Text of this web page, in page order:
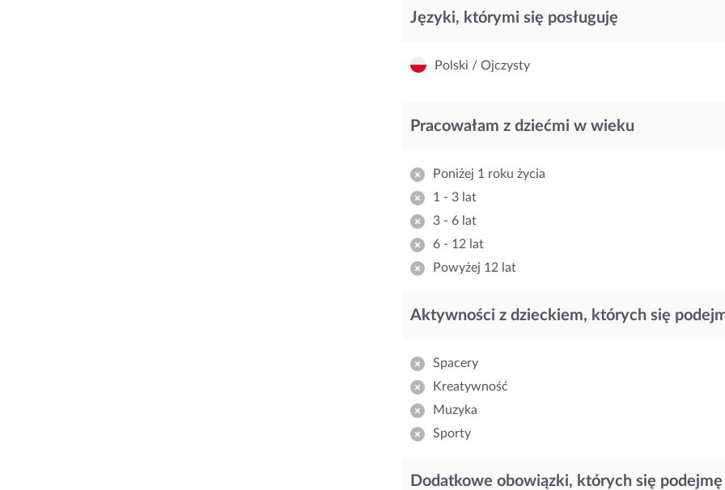
Języki, którymi się posługuję
Polski / Ojczysty
Pracowałam z dziećmi w wieku
Poniżej 1 roku życia
1 - 3 lat
3 - 6 lat
6 - 12 lat
Powyżej 12 lat
Aktywności z dzieckiem, których się
Spacery
Kreatywność
Muzyka
Sporty
Dodatkowe obowiązki, których się podejmę